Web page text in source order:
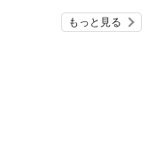
もっと見る